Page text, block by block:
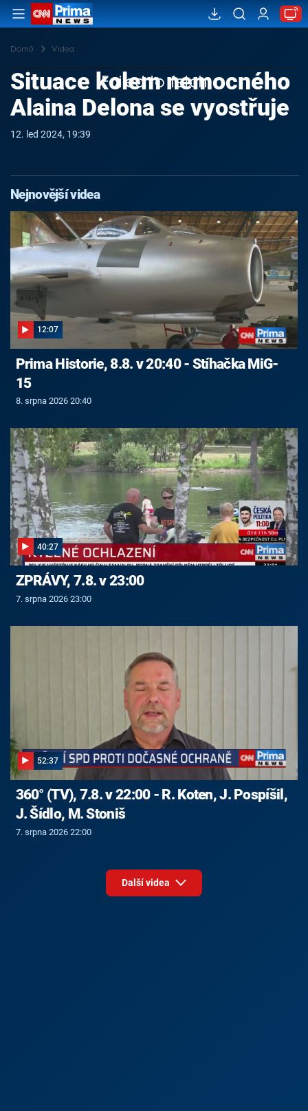
Domů Videa
Failed to fetch
Situace kolem nemocného
Alaina Delona se vyostřuje
12. led 2024, 19:39
Nejnovější videa
12:07
Prima Historie, 8.8. v 20:40 - Stíhačka MiG-
15
8. srpna 2026 20:40
40:27
ZPRÁVY, 7.8. v 23:00
7. srpna 2026 23:00
52:37
360° (TV), 7.8. v 22:00 - R. Koten, J. Pospíšil,
J. Šídlo, M. Stoniš
7. srpna 2026 22:00
Další videa